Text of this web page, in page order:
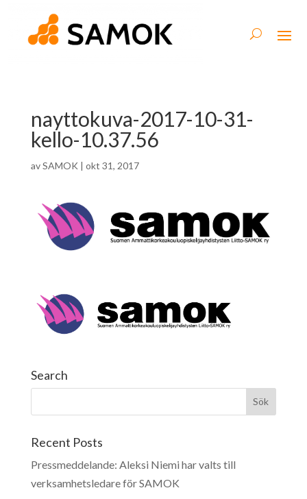
nayttokuva-2017-10-31-
kello-10.37.56
avSAMOK | okt 31, 2017
Search
Recent Posts
Pressmeddelande: Aleksi Niemi har valts till
verksamhetsledare för SAMOK